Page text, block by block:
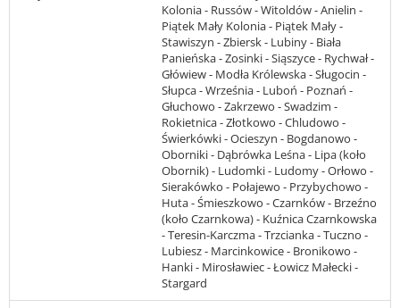
Kolonia - Russów - Witoldów - Anielin -
Piątek Mały Kolonia - Piątek Mały -
Stawiszyn - Zbiersk - Lubiny - Biała
Panieńska - Zosinki - Siąszyce - Rychwał -
Główiew - Modła Królewska - Sługocin -
Słupca - Września - Luboń - Poznań -
Głuchowo - Zakrzewo - Swadzim -
Rokietnica - Złotkowo - Chludowo -
Świerkówki - Ocieszyn - Bogdanowo -
Oborniki - Dąbrówka Leśna - Lipa (koło
Obornik) - Ludomki - Ludomy - Orłowo -
Sierakówko - Połajewo - Przybychowo -
Huta - Śmieszkowo - Czarnków - Brzeźno
(koło Czarnkowa) - Kuźnica Czarnkowska
- Teresin-Karczma - Trzcianka - Tuczno -
Lubiesz - Marcinkowice - Bronikowo -
Hanki - Mirosławiec - Łowicz Małecki -
Stargard